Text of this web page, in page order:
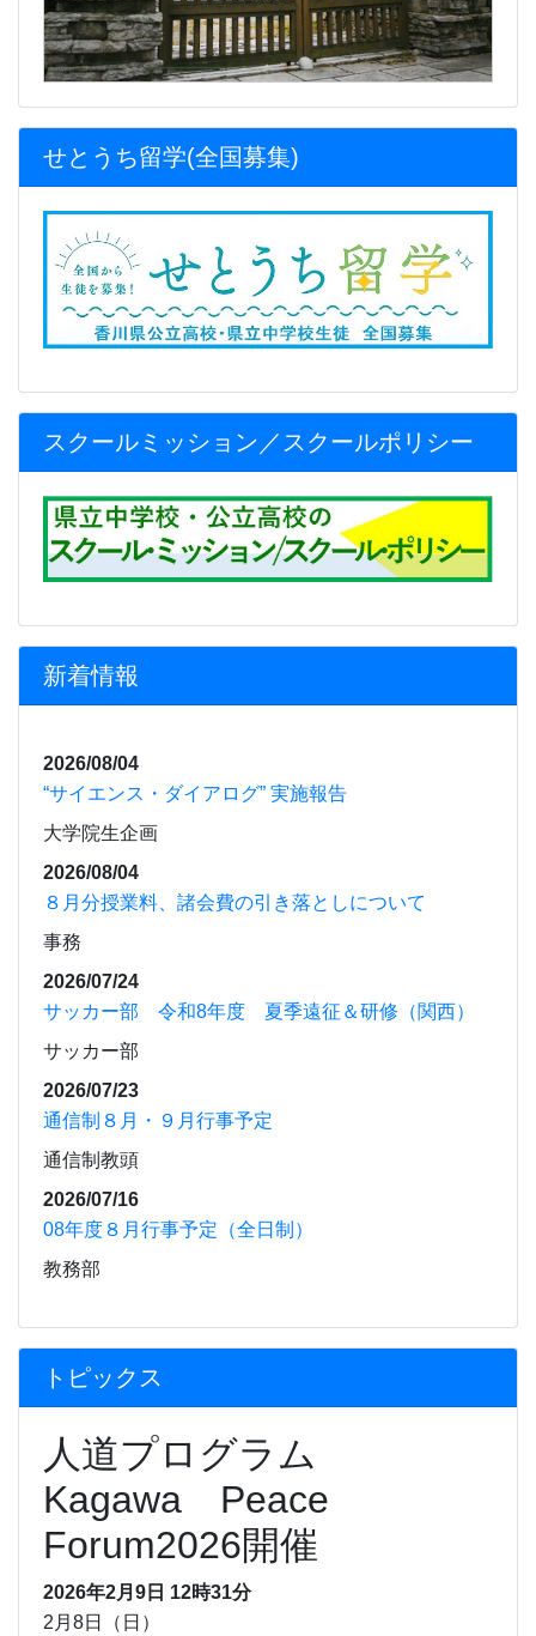
せとうち留学(全国募集)
スクールミッション／スクールポリシー
新着情報
2026/08/04
“サイエンス・ダイアログ” 実施報告
大学院生企画
2026/08/04
８月分授業料、諸会費の引き落としについて
事務
2026/07/24
サッカー部 令和8年度 夏季遠征＆研修（関西）
サッカー部
2026/07/23
通信制８月・９月行事予定
通信制教頭
2026/07/16
08年度８月行事予定（全日制）
教務部
トピックス
人道プログラム
Kagawa Peace
Forum2026開催
2026年2月9日 12時31分
2月8日（日）